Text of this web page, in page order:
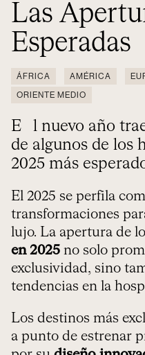
Las
Esperadas
ÁFRICA AMÉRICA
ORIENTE MEDIO
El nuevo año trae consigo la apertura
de algunos de los
2025 más
El 2025 se perfila
transformaciones
lujo. La apertura de
en 2025 no solo
exclusividad, sino
tendencias en la
Los destinos más
a punto de estrenar